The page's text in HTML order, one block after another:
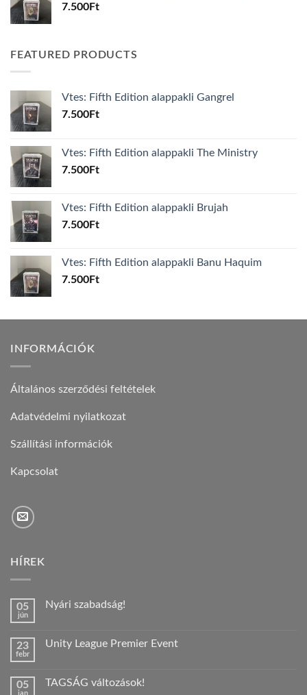
7.500Ft
FEATURED PRODUCTS
Vtes: Fifth Edition alappakli Gangrel
7.500Ft
Vtes: Fifth Edition alappakli The Ministry
7.500Ft
Vtes: Fifth Edition alappakli Brujah
7.500Ft
Vtes: Fifth Edition alappakli Banu Haquim
7.500Ft
INFORMÁCIÓK
Általános szerződési feltételek
Adatvédelmi nyilatkozat
Szállítási információk
Kapcsolat
HÍREK
05
jún
Nyári szabadság!
Nyári
23
febr
Unity League Premier Event
Unity
05
jan
TAGSÁG változások!